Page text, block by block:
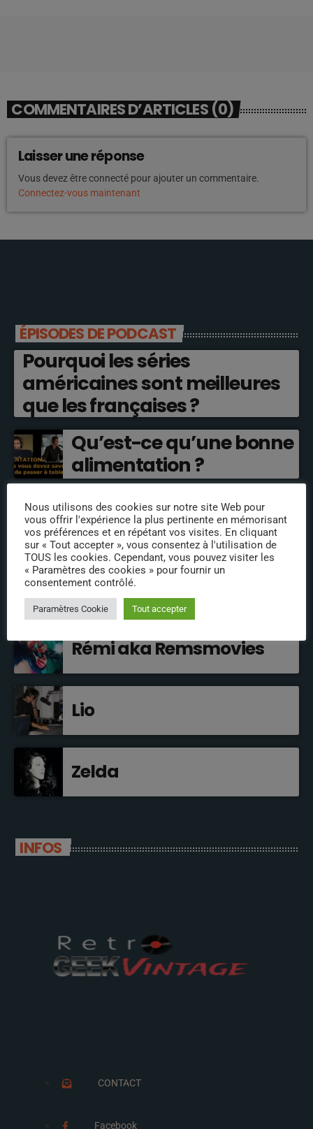
COMMENTAIRES D’ARTICLES (0)
Laisser une réponse
Vous devez être connecté pour ajouter un commentaire.
Connectez-vous maintenant
ÉPISODES DE PODCAST
Pourquoi les séries
américaines sont meilleures
que les françaises ?
Qu’est-ce qu’une bonne
alimentation ?
Interview rare de 3
comédiens de doublage
cultes !
EN BREF
Rémi aka Remsmovies
Lio
Zelda
INFOS
CONTACT
Facebook
Nous utilisons des cookies sur notre site Web pour
vous offrir l'expérience la plus pertinente en mémorisant
vos préférences et en répétant vos visites. En cliquant
sur « Tout accepter », vous consentez à l'utilisation de
TOUS les cookies. Cependant, vous pouvez visiter les
« Paramètres des cookies » pour fournir un
consentement contrôlé.
Paramètres Cookie Tout accepter